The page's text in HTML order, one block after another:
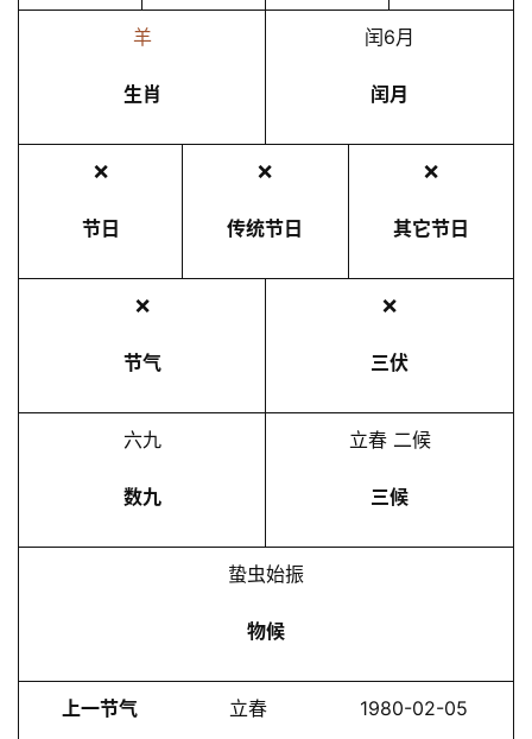
羊
生肖
闰6月
闰月
❌
节日
❌
传统节日
❌
其它节日
❌
节气
❌
三伏
六九
数九
立春 二候
三候
蛰虫始振
物候
上一节气 立春 1980-02-05